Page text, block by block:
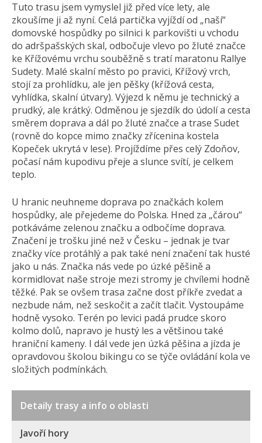
Tuto trasu jsem vymyslel již před více lety, ale
zkoušíme ji až nyní. Celá partička vyjíždí od „naší“
domovské hospůdky po silnici k parkovišti u vchodu
do adršpašských skal, odbočuje vlevo po žluté značce
ke Křížovému vrchu souběžně s tratí maratonu Rallye
Sudety. Malé skalní město po pravici, Křížový vrch,
stojí za prohlídku, ale jen pěšky (křížová cesta,
vyhlídka, skalní útvary). Výjezd k němu je technický a
prudký, ale krátký. Odměnou je sjezdík do údolí a cesta
směrem doprava a dál po žluté značce a trase Sudet
(rovně do kopce mimo značky zřícenina kostela
Kopeček ukrytá v lese). Projíždíme přes celý Zdoňov,
počasí nám kupodivu přeje a slunce svítí, je celkem
teplo.
U hranic neuhneme doprava po značkách kolem
hospůdky, ale přejedeme do Polska. Hned za „čárou“
potkáváme zelenou značku a odbočíme doprava.
Značení je trošku jiné než v Česku – jednak je tvar
značky více protáhlý a pak také není značení tak husté
jako u nás. Značka nás vede po úzké pěšině a
kormidlovat naše stroje mezi stromy je chvílemi hodně
těžké. Pak se ovšem trasa začne dost příkře zvedat a
nezbude nám, než seskočit a začít tlačit. Vystoupáme
hodně vysoko. Terén po levici padá prudce skoro
kolmo dolů, napravo je hustý les a většinou také
hraniční kameny. I dál vede jen úzká pěšina a jízda je
opravdovou školou bikingu co se týče ovládání kola ve
složitých podmínkách.
Detaily trasy a info o oblasti
Javoří hory